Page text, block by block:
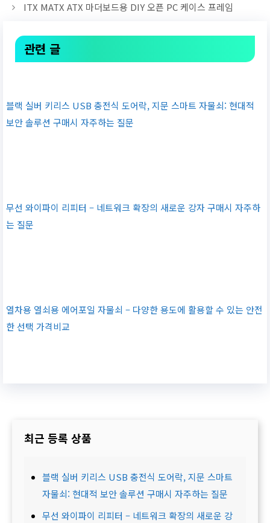
ITX MATX ATX 마더보드용 DIY 오픈 PC 케이스 프레임
관련 글
블랙 실버 키리스 USB 충전식 도어락, 지문 스마트 자물쇠: 현대적
보안 솔루션 구매시 자주하는 질문
무선 와이파이 리피터 – 네트워크 확장의 새로운 강자 구매시 자주하
는 질문
열차용 열쇠용 에어포일 자물쇠 – 다양한 용도에 활용할 수 있는 안전
한 선택 가격비교
최근 등록 상품
블랙 실버 키리스 USB 충전식 도어락, 지문 스마트
자물쇠: 현대적 보안 솔루션 구매시 자주하는 질문
무선 와이파이 리피터 – 네트워크 확장의 새로운 강